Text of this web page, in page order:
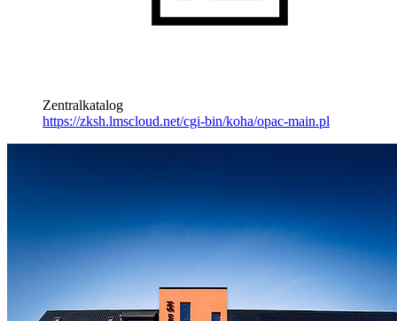
Zentralkatalog
https://zksh.lmscloud.net/cgi-bin/koha/opac-main.pl